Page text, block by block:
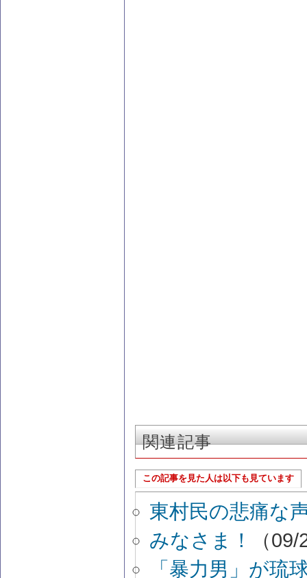
関連記事
この記事を見た人は以下も見ています
東村民の悲痛な
みなさま！
（
「暴力男」が琉